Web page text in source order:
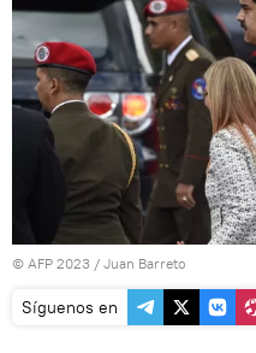
© AFP 2023 / Juan Barreto
Síguenos en